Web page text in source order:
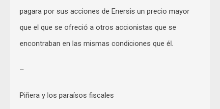
pagara por sus acciones de Enersis un precio mayor
que el que se ofreció a otros accionistas que se
encontraban en las mismas condiciones que él.
–
Piñera y los paraísos fiscales